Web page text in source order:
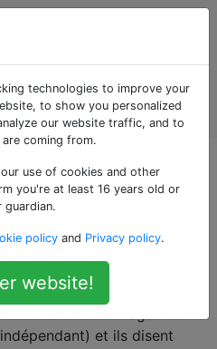
et
Account
marquées
A / C intermittent
ma Volkswagen Passat '07
et ils disent
technologies to improve your
to show you personalized
our website traffic, and to
coming from.
use of cookies and other
you're at least 16 years old or
guardian.
policy and Privacy policy.
website!